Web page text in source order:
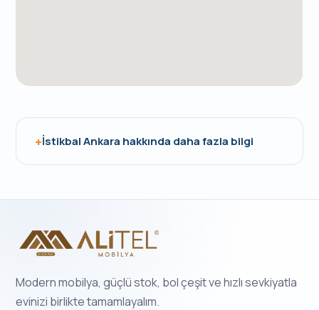
İstikbal Ankara hakkında daha fazla bilgi
Modern mobilya, güçlü stok, bol çeşit ve hızlı sevkiyatla
evinizi birlikte tamamlayalım.